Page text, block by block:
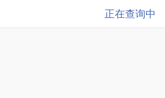
正在查询中